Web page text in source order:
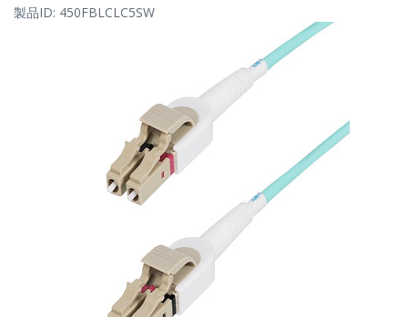
製品ID: 450FBLCLC5SW